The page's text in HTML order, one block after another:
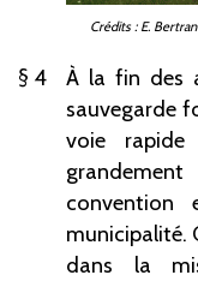
Crédits : E.
4
À la fin des
sauvegarde
voie
convention
municipalité.
dans la